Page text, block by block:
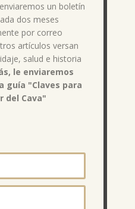
un boletín
dos meses
por correo
artículos versan
salud e historia
le enviaremos
guía "Claves para
del Cava"